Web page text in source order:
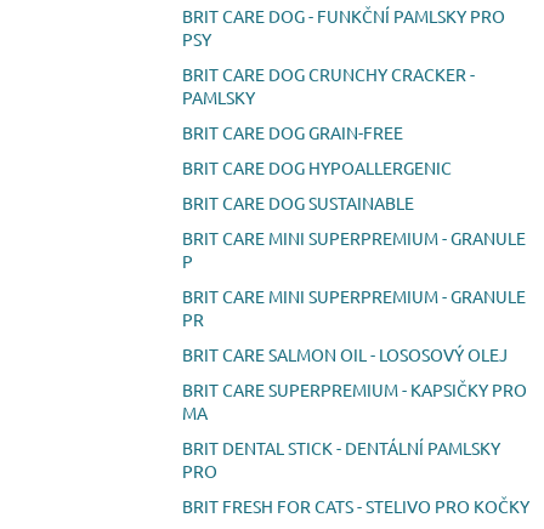
BRIT CARE DOG - FUNKČNÍ PAMLSKY PRO
PSY
BRIT CARE DOG CRUNCHY CRACKER -
PAMLSKY
BRIT CARE DOG GRAIN-FREE
BRIT CARE DOG HYPOALLERGENIC
BRIT CARE DOG SUSTAINABLE
BRIT CARE MINI SUPERPREMIUM - GRANULE
P
BRIT CARE MINI SUPERPREMIUM - GRANULE
PR
BRIT CARE SALMON OIL - LOSOSOVÝ OLEJ
BRIT CARE SUPERPREMIUM - KAPSIČKY PRO
MA
BRIT DENTAL STICK - DENTÁLNÍ PAMLSKY
PRO
BRIT FRESH FOR CATS - STELIVO PRO KOČKY